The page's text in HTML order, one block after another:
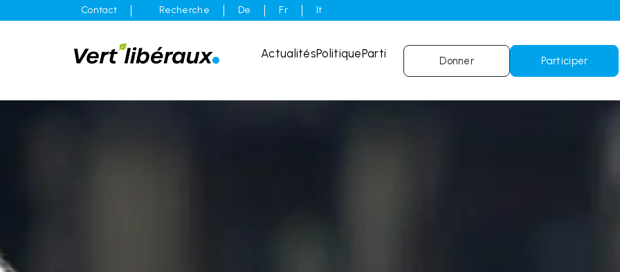
Contact Recherche De Fr It
ActualitésPolitiqueParti
Donner Participer